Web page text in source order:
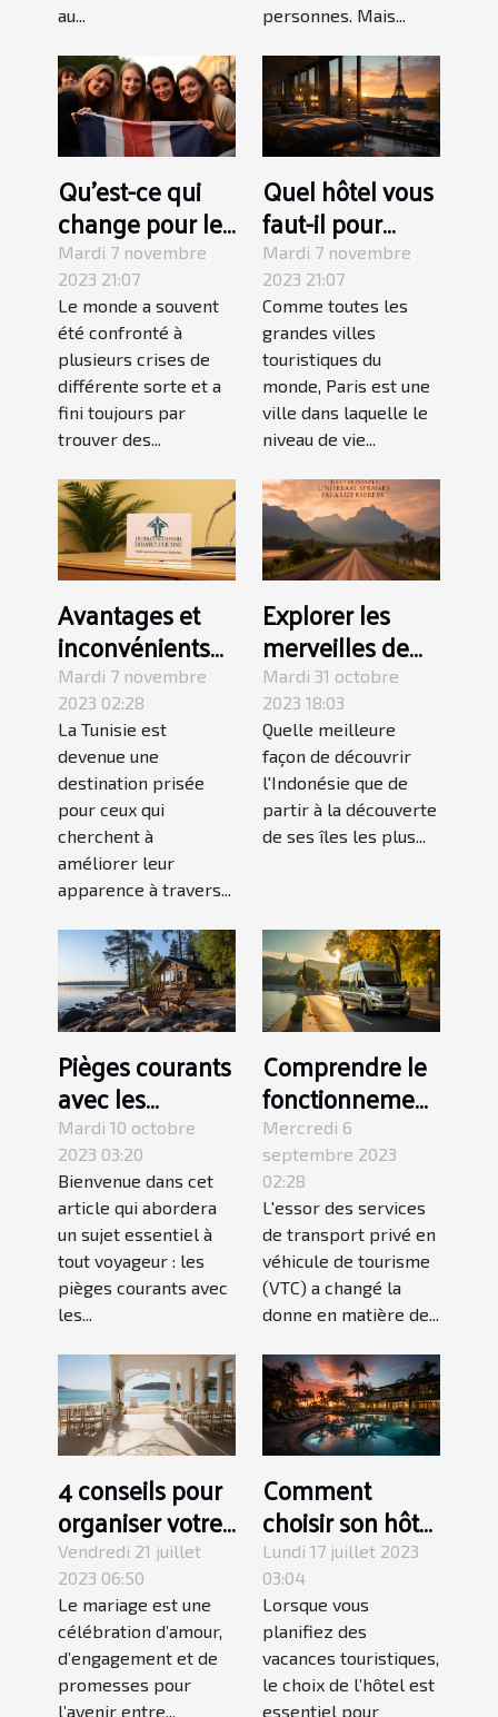
au...
personnes. Mais...
Qu’est-ce qui
change pour les
touristes
français après
le Brexit ?
Mardi 7 novembre
2023 21:07
Le monde a souvent
été confronté à
plusieurs crises de
différente sorte et a
fini toujours par
trouver des...
Quel hôtel vous
faut-il pour
votre visite
touristique à
Paris ?
Mardi 7 novembre
2023 21:07
Comme toutes les
grandes villes
touristiques du
monde, Paris est une
ville dans laquelle le
niveau de vie...
Avantages et
inconvénients
de faire une
chirurgie
esthétique en
Tunisie
Mardi 7 novembre
2023 02:28
La Tunisie est
devenue une
destination prisée
pour ceux qui
cherchent à
améliorer leur
apparence à travers...
Explorer les
merveilles de
Java, Bali et
Sulawesi : un
guide complet
pour un circuit
indépendant en
Indonésie
Mardi 31 octobre
2023 18:03
Quelle meilleure
façon de découvrir
l'Indonésie que de
partir à la découverte
de ses îles les plus...
Pièges courants
avec les
locations de
vacances :
comment les
éviter
Mardi 10 octobre
2023 03:20
Bienvenue dans cet
article qui abordera
un sujet essentiel à
tout voyageur : les
pièges courants avec
les...
Comprendre le
fonctionnement
des services
VTC 24h/24 et
7J/7 à Avignon
Mercredi 6
septembre 2023
02:28
L'essor des services
de transport privé en
véhicule de tourisme
(VTC) a changé la
donne en matière de...
4 conseils pour
organiser votre
mariage à
l'étranger sans
stress
Vendredi 21 juillet
2023 06:50
Le mariage est une
célébration d’amour,
d’engagement et de
promesses pour
l’avenir entre...
Comment
choisir son hôtel
pour des
vacances
touristiques ?
Lundi 17 juillet 2023
03:04
Lorsque vous
planifiez des
vacances touristiques,
le choix de l’hôtel est
essentiel pour